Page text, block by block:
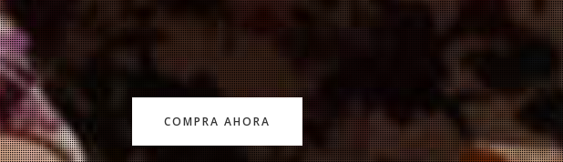
COMPRA AHORA